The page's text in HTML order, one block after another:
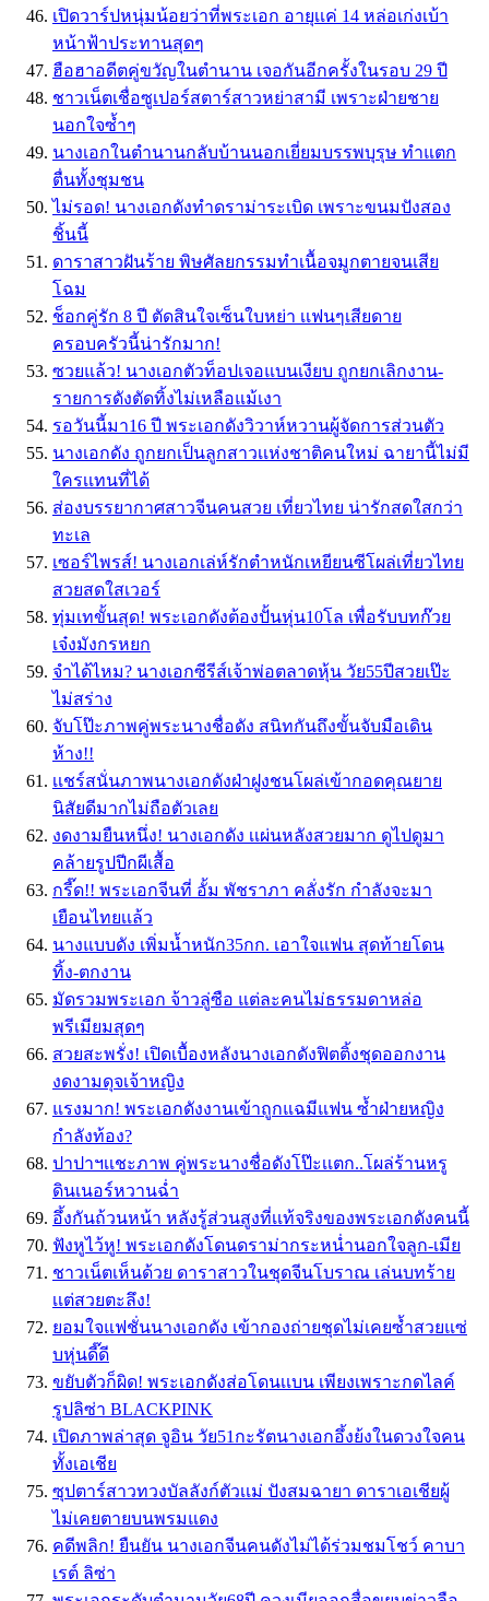
เปิดวาร์ปหนุ่มน้อยว่าที่พระเอก อายุเเค่ 14 หล่อเก่งเบ้า
หน้าฟ้าประทานสุดๆ
ฮือฮาอดีตคู่ขวัญในตำนาน เจอกันอีกครั้งในรอบ 29 ปี
ชาวเน็ตเชื่อซูเปอร์สตาร์สาวหย่าสามี เพราะฝ่ายชาย
นอกใจซ้ำๆ
นางเอกในตำนานกลับบ้านนอกเยี่ยมบรรพบุรุษ ทำแตก
ตื่นทั้งชุมชน
ไม่รอด! นางเอกดังทำดราม่าระเบิด เพราะขนมปังสอง
ชิ้นนี้
ดาราสาวฝันร้าย พิษศัลยกรรมทำเนื้อจมูกตายจนเสีย
โฉม
ช็อกคู่รัก 8 ปี ตัดสินใจเซ็นใบหย่า เเฟนๆเสียดาย
ครอบครัวนี้น่ารักมาก!
ซวยแล้ว! นางเอกตัวท็อปเจอแบนเงียบ ถูกยกเลิกงาน-
รายการดังตัดทิ้งไม่เหลือแม้เงา
รอวันนี้มา16 ปี พระเอกดังวิวาห์หวานผู้จัดการส่วนตัว
นางเอกดัง ถูกยกเป็นลูกสาวเเห่งชาติคนใหม่ ฉายานี้ไม่มี
ใครเเทนที่ได้
ส่องบรรยากาศสาวจีนคนสวย เที่ยวไทย น่ารักสดใสกว่า
ทะเล
เซอร์ไพรส์! นางเอกเล่ห์รักตำหนักเหยียนซีโผล่เที่ยวไทย
สวยสดใสเวอร์
ทุ่มเทขั้นสุด! พระเอกดังต้องปั้นหุ่น10โล เพื่อรับบทก๊วย
เจ๋งมังกรหยก
จำได้ไหม? นางเอกซีรีส์เจ้าพ่อตลาดหุ้น วัย55ปีสวยเป๊ะ
ไม่สร่าง
จับโป๊ะภาพคู่พระนางชื่อดัง สนิทกันถึงขั้นจับมือเดิน
ห้าง!!
เเชร์สนั่นภาพนางเอกดังฝ่าฝูงชนโผล่เข้ากอดคุณยาย
นิสัยดีมากไม่ถือตัวเลย
งดงามยืนหนึ่ง! นางเอกดัง เเผ่นหลังสวยมาก ดูไปดูมา
คล้ายรูปปีกผีเสื้อ
กรี๊ด!! พระเอกจีนที่ อั้ม พัชราภา คลั่งรัก กำลังจะมา
เยือนไทยเเล้ว
นางแบบดัง เพิ่มน้ำหนัก35กก. เอาใจแฟน สุดท้ายโดน
ทิ้ง-ตกงาน
มัดรวมพระเอก จ้าวลู่ซือ แต่ละคนไม่ธรรมดาหล่อ
พรีเมียมสุดๆ
สวยสะพรั่ง! เปิดเบื้องหลังนางเอกดังฟิตติ้งชุดออกงาน
งดงามดุจเจ้าหญิง
แรงมาก! พระเอกดังงานเข้าถูกแฉมีแฟน ซ้ำฝ่ายหญิง
กำลังท้อง?
ปาปาฯเเชะภาพ คู่พระนางชื่อดังโป๊ะเเตก..โผล่ร้านหรู
ดินเนอร์หวานฉ่ำ
อึ้งกันถ้วนหน้า หลังรู้ส่วนสูงที่เเท้จริงของพระเอกดังคนนี้
ฟังหูไว้หู! พระเอกดังโดนดราม่ากระหน่ำนอกใจลูก-เมีย
ชาวเน็ตเห็นด้วย ดาราสาวในชุดจีนโบราณ เล่นบทร้าย
เเต่สวยตะลึง!
ยอมใจแฟชั่นนางเอกดัง เข้ากองถ่ายชุดไม่เคยซ้ำสวยแซ่
บหุ่นดี๊ดี
ขยับตัวก็ผิด! พระเอกดังส่อโดนเเบน เพียงเพราะกดไลค์
รูปลิซ่า BLACKPINK
เปิดภาพล่าสุด จูอิน วัย51กะรัตนางเอกอึ้งย้งในดวงใจคน
ทั้งเอเชีย
ซุปตาร์สาวทวงบัลลังก์ตัวเเม่ ปังสมฉายา ดาราเอเชียผู้
ไม่เคยตายบนพรมแดง
คดีพลิก! ยืนยัน นางเอกจีนคนดังไม่ได้ร่วมชมโชว์ คาบา
เรต์ ลิซ่า